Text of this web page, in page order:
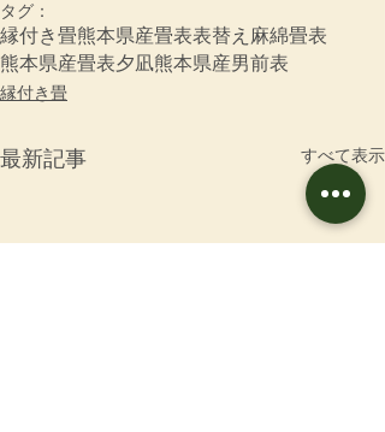
タグ：
縁付き畳熊本県産畳表表替え麻綿畳表
熊本県産畳表夕凪熊本県産男前表
縁付き畳
最新記事 すべて表示